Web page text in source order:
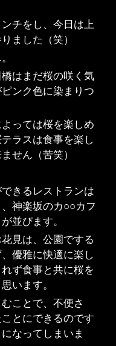
チをし、今日は上
ました（笑）
はまだ桜の咲く気
ンク色に染まりつ
っては桜を楽しめ
ラスは食事を楽し
せん（苦笑）
きるレストランは
神楽坂のカ○○カフ
並びます。
見は、公園でする
優雅に快適に楽し
ず食事と共に桜を
います。
ことで、不便さ
とにできるのです
なってしまいま